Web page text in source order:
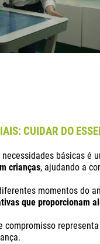
CUIDAR DO
básicas é
crianças, ajudando a
momentos do
que proporcionam
compromisso